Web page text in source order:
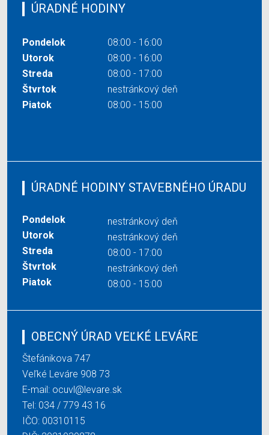
ÚRADNÉ HODINY
Pondelok
08:00 - 16:00
Utorok
08:00 - 16:00
Streda
08:00 - 17:00
Štvrtok
nestránkový deň
Piatok
08:00 - 15:00
ÚRADNÉ HODINY STAVEBNÉHO ÚRADU
Pondelok
nestránkový deň
Utorok
nestránkový deň
Streda
08:00 - 17:00
Štvrtok
nestránkový deň
Piatok
08:00 - 15:00
OBECNÝ ÚRAD VEĽKÉ LEVÁRE
Štefánikova 747
Veľké Leváre 908 73
E-mail: ocuvl@levare.sk
Tel: 034 / 779 43 16
IČO: 00310115